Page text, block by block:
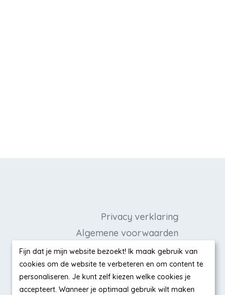
Privacy verklaring
Algemene voorwaarden
Cookieverklaring
Disclaimer
Liesbeths Favorieten
Fijn dat je mijn website bezoekt! Ik maak gebruik van
cookies om de website te verbeteren en om content te
personaliseren. Je kunt zelf kiezen welke cookies je
accepteert. Wanneer je optimaal gebruik wilt maken